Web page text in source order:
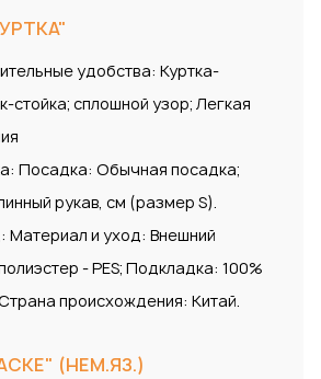
удобства: Куртка-
стойка; сплошной узор; Легкая
Посадка: Обычная посадка;
рукав, см (размер S).
Материал и уход: Внешний
- PES; Подкладка: 100%
происхождения: Китай.
(НЕМ.ЯЗ.)